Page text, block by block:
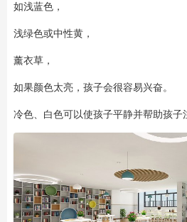
如浅蓝色，
浅绿色或中性黄，
薰衣草，
如果颜色太亮，孩子会很容易兴奋。
冷色、白色可以使孩子平静并帮助孩子